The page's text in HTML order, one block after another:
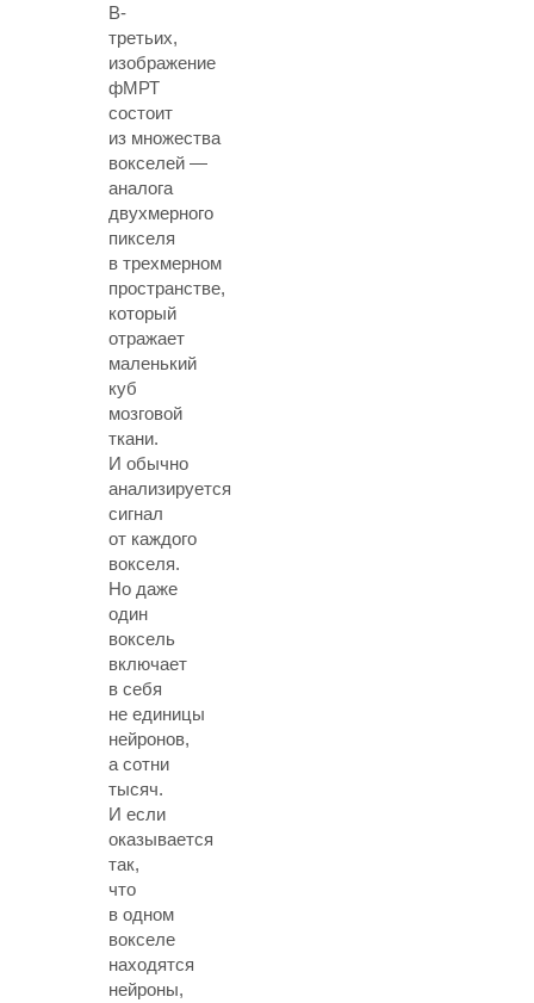
В-
третьих,
изображение
фМРТ
состоит
из множества
вокселей —
аналога
двухмерного
пикселя
в трехмерном
пространстве,
который
отражает
маленький
куб
мозговой
ткани.
И обычно
анализируется
сигнал
от каждого
вокселя.
Но даже
один
воксель
включает
в себя
не единицы
нейронов,
а сотни
тысяч.
И если
оказывается
так,
что
в одном
вокселе
находятся
нейроны,